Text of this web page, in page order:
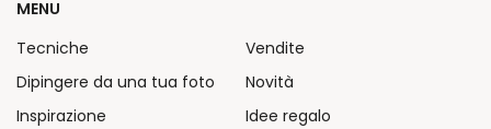
MENU
Tecniche
Dipingere da una tua foto
Inspirazione
Vendite
Novità
Idee regalo